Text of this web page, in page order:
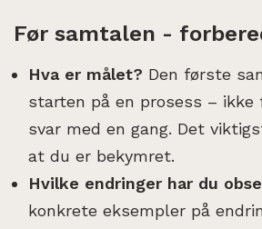
Før samtalen -
Hva er målet? Den første
starten på en prosess – ikke
svar med en gang. Det
at du er bekymret.
Hvilke endringer har du
konkrete eksempler på